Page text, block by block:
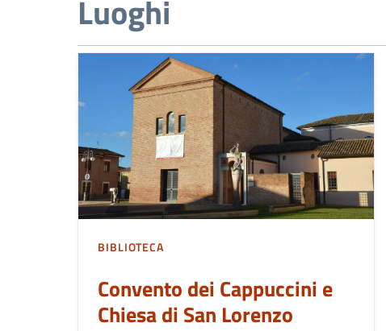
Luoghi
BIBLIOTECA
Convento dei Cappuccini e
Chiesa di San Lorenzo